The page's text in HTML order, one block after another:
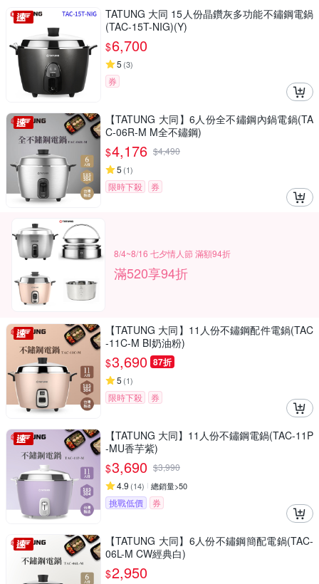
TATUNG 大同 15人份晶鑽灰多功能不鏽鋼電鍋
(TAC-15T-NIG)(Y)
$6,700
5 (3)
券
【TATUNG 大同】6人份全不鏽鋼內鍋電鍋(TA
C-06R-M M全不鏽鋼)
$4,176 $4,490
5 (1)
限時下殺 券
8/4~8/16 七夕情人節 滿額94折
滿520享94折
【TATUNG 大同】11人份不鏽鋼配件電鍋(TAC
-11C-M BI奶油粉)
$3,690 87折
5 (1)
限時下殺 券
【TATUNG 大同】11人份不鏽鋼電鍋(TAC-11P
-MU香芋紫)
$3,690 $3,990
4.9 (14) 總銷量>50
挑戰低價 券
【TATUNG 大同】6人份不鏽鋼簡配電鍋(TAC-
06L-M CW經典白)
$2,950